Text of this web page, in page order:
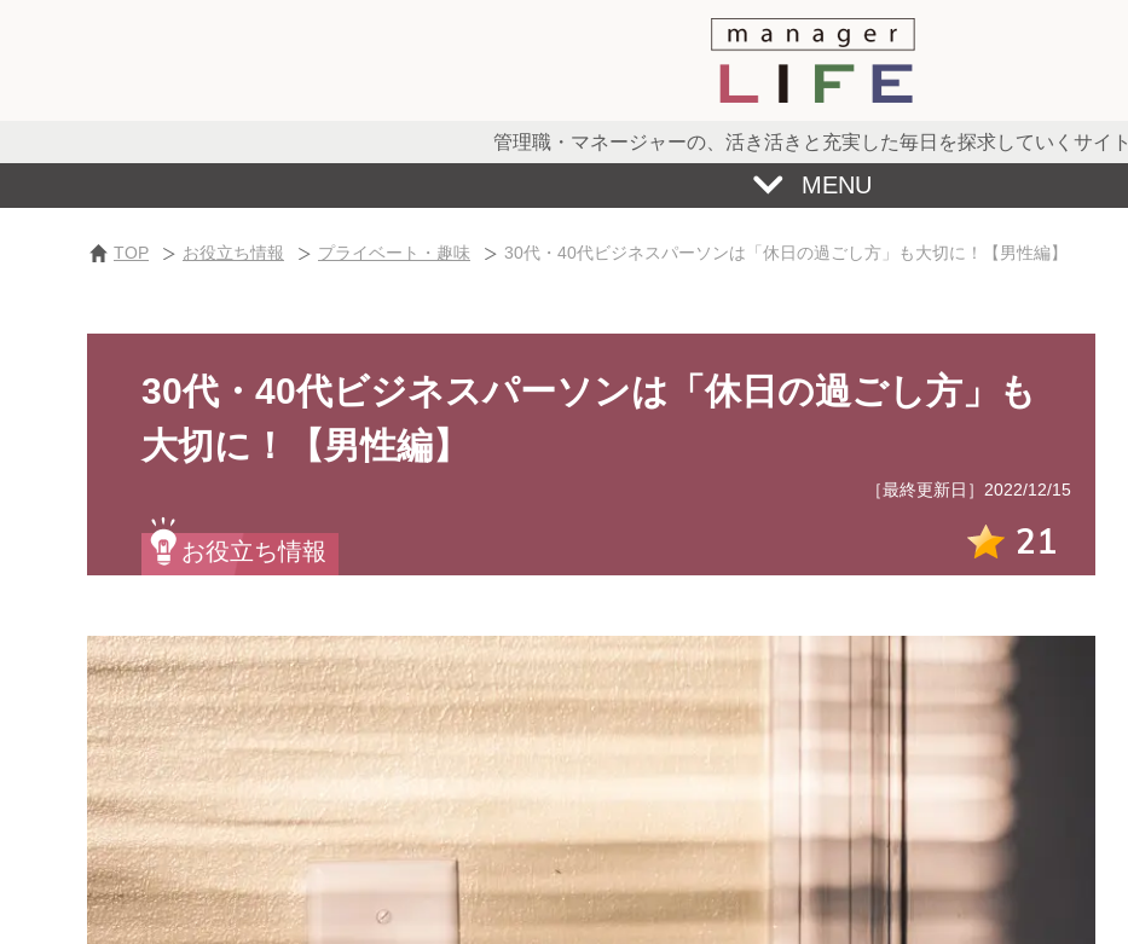
管理職・マネージャーの、 活き活きと充実した毎日を探求していくサイト
MENU
TOP お役立ち情報 プライベート・趣味 30代・40代ビジネスパーソンは「休日の過ごし方」も大切に！【男性編】
30代・40代ビジネスパーソンは「休日の過ごし方」も
大切に！【男性編】
［最終更新日］2022/12/15
お役立ち情報 21